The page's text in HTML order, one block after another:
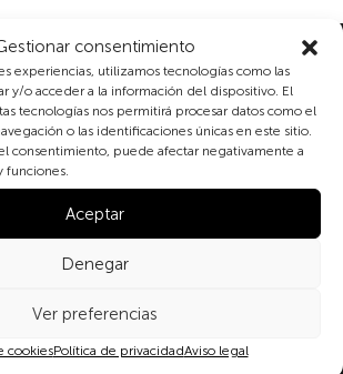
consentimiento
experiencias, utilizamos tecnologías como las
y/o acceder a la información del dispositivo. El
tecnologías nos permitirá procesar datos como el
o las identificaciones únicas en este sitio.
consentimiento, puede afectar negativamente a
funciones.
Aceptar
Denegar
Ver preferencias
cookiesPolítica de privacidadAviso legal
newsletter
box and submitting this form, you
to the processing of your personal
with the current regulations on
in particular, as set out in
of 27 April 2016 (GDPR) and
and Guarantee of Digital Rights
more information, you can consult